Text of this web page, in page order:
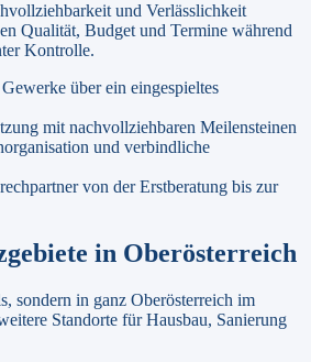
und Verlässlichkeit
Qualität, Budget und Termine während
Kontrolle.
über ein eingespieltes
mit nachvollziehbaren Meilensteinen
und verbindliche
von der Erstberatung bis zur
in Oberösterreich
, sondern in ganz Oberösterreich im
Standorte für Hausbau, Sanierung